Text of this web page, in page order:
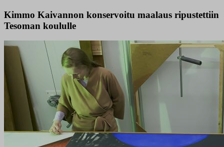
Kimmo Kaivannon konservoitu maalaus ripustettiin
Tesoman koululle